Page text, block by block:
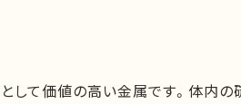
して価値の高い金属です。体内の